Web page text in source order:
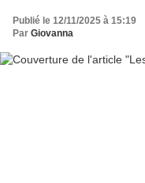
Publié le 12/11/2025 à 15:19
Par Giovanna